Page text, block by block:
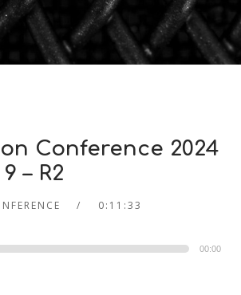
Conference 2024
– R2
0:11:33
00:00